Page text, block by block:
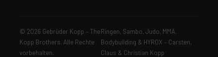
© 2026 Gebrüder Kopp – The
Kopp Brothers. Alle Rechte
vorbehalten.
Ringen, Sambo, Judo, MMA,
Bodybuilding & HYROX – Carsten,
Claus & Christian Kopp